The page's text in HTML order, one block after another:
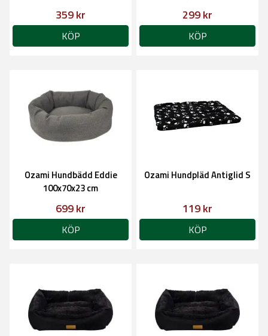
359 kr
KÖP
299 kr
KÖP
Ozami Hundbädd Eddie
100x70x23 cm
699 kr
KÖP
Ozami Hundpläd Antiglid S
119 kr
KÖP